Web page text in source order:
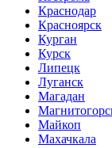
Краснодар
Красноярск
Курган
Курск
Липецк
Луганск
Магадан
Майкоп
Махачкала